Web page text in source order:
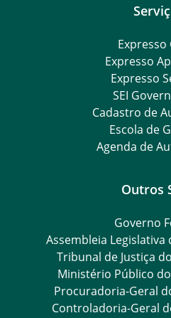
Expresso
Expresso
Expresso
SEI
Cadastro de
Escola de
Agenda de
Outros
Governo
Assembleia Legislativa
Tribunal de Justiça
Ministério Público
Procuradoria-Geral
Controladoria-Geral